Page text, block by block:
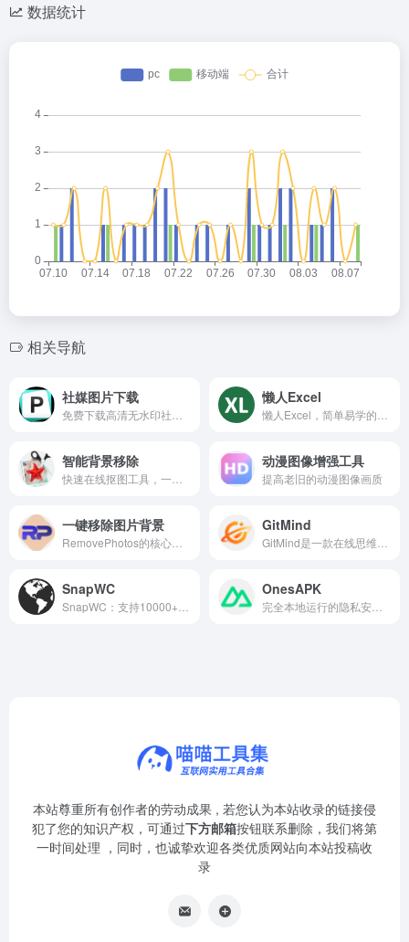
数据统计
相关导航
社媒图片下载 懒人Excel
智能背景移除 动漫图像增强工具
提高老旧的动漫图像画质
一键移除图片背景 GitMind
SnapWC OnesAPK
本站尊重所有创作者的劳动成果 , 若您认为本站收录的链接侵
犯了您的知识产权，可通过下方邮箱按钮联系删除，我们将第
一时间处理 ，同时，也诚挚欢迎各类优质网站向本站投稿收
录